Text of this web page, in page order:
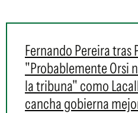
Fernando Pereira tras
"Probablemente Orsi
la tribuna" como
cancha gobierna